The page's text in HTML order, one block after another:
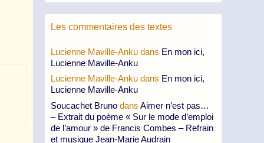
Les commentaires des textes
Lucienne Maville-Anku dans En mon ici,
Lucienne Maville-Anku
Lucienne Maville-Anku dans En mon ici,
Lucienne Maville-Anku
Soucachet Bruno dans Aimer n’est pas…
– Extrait du poème « Sur le mode d’emploi
de l’amour » de Francis Combes – Refrain
et musique Jean-Marie Audrain